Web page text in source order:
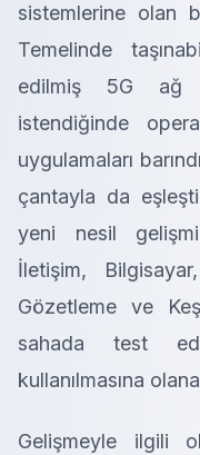
sistemlerine olan
Temelinde
edilmiş 5G ağ
istendiğinde
uygulamaları
çantayla da
yeni nesil
İletişim,
Gözetleme ve
sahada test
kullanılmasına
Gelişmeyle ilgili